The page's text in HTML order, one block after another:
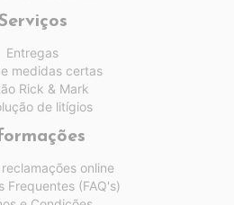
Entregas
medidas certas
Rick & Mark
de litígios
online
Frequentes (FAQ's)